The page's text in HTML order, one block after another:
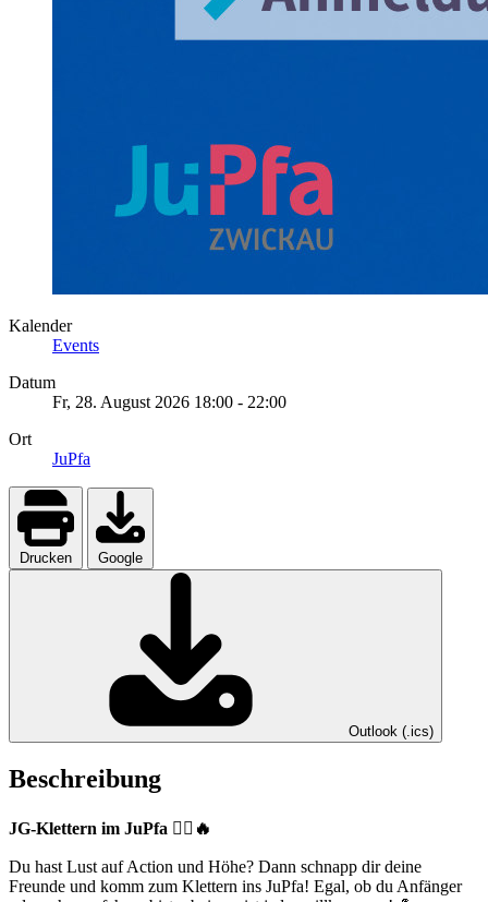
Kalender
Events
Datum
Fr, 28. August 2026 18:00 - 22:00
Ort
JuPfa
Drucken Google
Outlook (.ics)
Beschreibung
JG-Klettern im JuPfa 🧗‍♂️🔥
Du hast Lust auf Action und Höhe? Dann schnapp dir deine
Freunde und komm zum Klettern ins JuPfa! Egal, ob du Anfänger